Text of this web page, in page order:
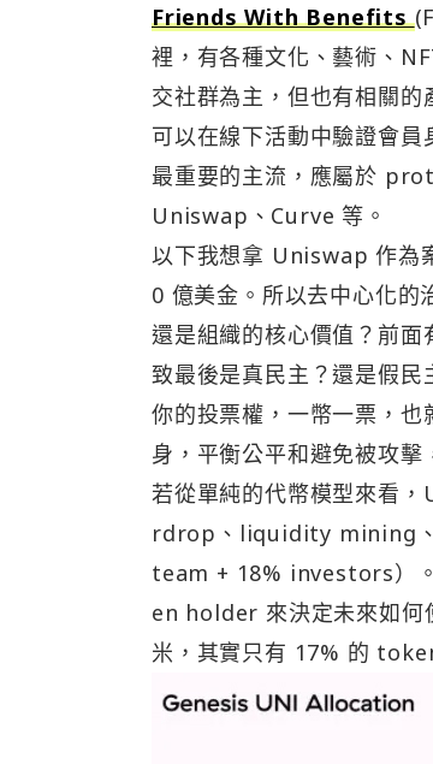
Friends With Benefits
裡，有各種文化、藝術、
交社群為主，但也有相關
可以在線下活動中驗證會員
最重要的主流，應屬於
Uniswap、Curve 等。
以下我想拿 Uniswap 作為
0 億美金。所以去中心化的
還是組織的核心價值？前
致最後是真民主？還是假
你的投票權，一幣一票，
身，平衡公平和避免被攻擊
若從單純的代幣模型來看
rdrop、liquidity mining、
team + 18% investors）
en holder 來決定未來如
米，其實只有 17% 的